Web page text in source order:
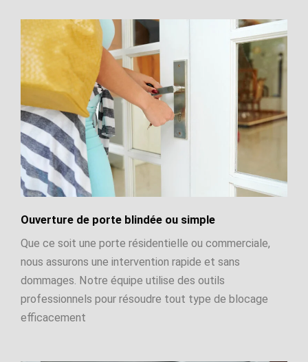
Ouverture de porte blindée ou simple
Que ce soit une porte résidentielle ou commerciale,
nous assurons une intervention rapide et sans
dommages. Notre équipe utilise des outils
professionnels pour résoudre tout type de blocage
efficacement